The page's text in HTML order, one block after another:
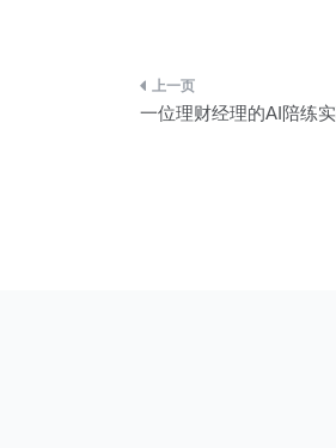
文
一位理财经理的AI陪练